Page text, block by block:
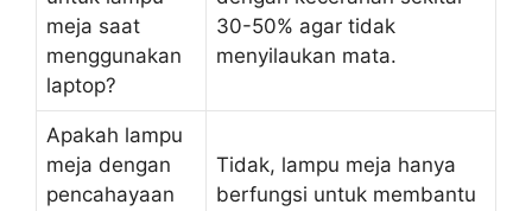
meja saat
menggunakan
laptop?
30-50% agar tidak
menyilaukan mata.
Apakah lampu
meja dengan
pencahayaan
Tidak, lampu meja hanya
berfungsi untuk membantu